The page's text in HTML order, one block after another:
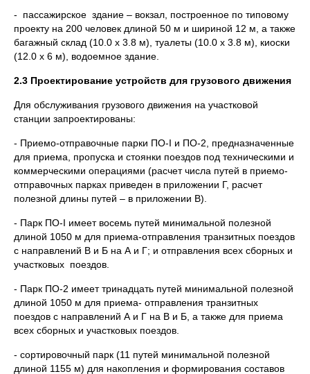
- пассажирское здание – вокзал, построенное по типовому
проекту на 200 человек длиной 50 м и шириной 12 м, а также
багажный склад (10.0 x 3.8 м), туалеты (10.0 x 3.8 м), киоски
(12.0 x 6 м), водоемное здание.
2.3 Проектирование устройств для грузового движения
Для обслуживания грузового движения на участковой
станции запроектированы:
- Приемо-отправочные парки ПО-I и ПО-2, предназначенные
для приема, пропуска и стоянки поездов под техническими и
коммерческими операциями (расчет числа путей в приемо-
отправочных парках приведен в приложении Г, расчет
полезной длины путей – в приложении В).
- Парк ПО-I имеет восемь путей минимальной полезной
длиной 1050 м для приема-отправления транзитных поездов
с направлений В и Б на А и Г; и отправления всех сборных и
участковых поездов.
- Парк ПО-2 имеет тринадцать путей минимальной полезной
длиной 1050 м для приема- отправления транзитных
поездов с направлений А и Г на В и Б, а также для приема
всех сборных и участковых поездов.
- сортировочный парк (11 путей минимальной полезной
длиной 1155 м) для накопления и формирования составов